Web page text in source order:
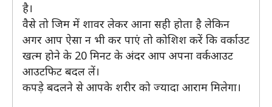
है।
वैसे तो जिम में शावर लेकर आना सही होता है लेकिन
अगर आप ऐसा न भी कर पाएं तो कोशिश करें कि वर्काउट
खत्म होने के 20 मिनट के अंदर आप अपना वर्कआउट
आउटफिट बदल लें।
कपड़े बदलने से आपके शरीर को ज्यादा आराम मिलेगा।